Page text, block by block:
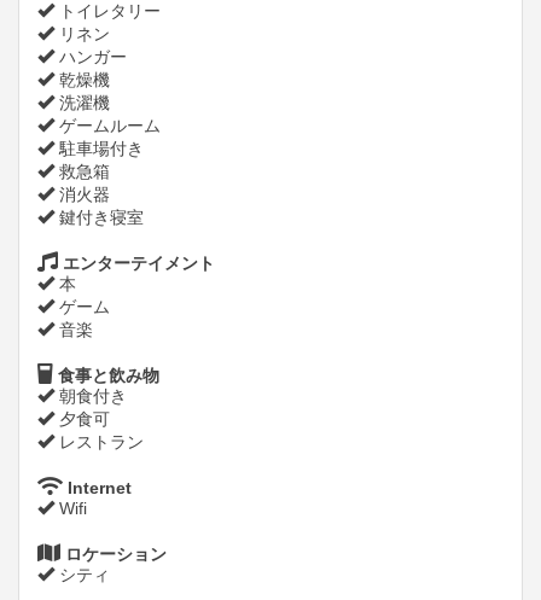
トイレタリー
リネン
ハンガー
乾燥機
洗濯機
ゲームルーム
駐車場付き
救急箱
消火器
鍵付き寝室
エンターテイメント
本
ゲーム
音楽
食事と飲み物
朝食付き
夕食可
レストラン
Internet
Wifi
ロケーション
シティ